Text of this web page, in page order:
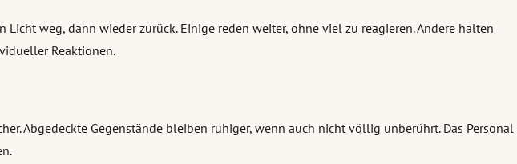
weg, dann wieder zurück. Einige reden weiter, ohne viel zu reagieren. Andere halten
Reaktionen.
Abgedeckte Gegenstände bleiben ruhiger, wenn auch nicht völlig unberührt. Das Personal